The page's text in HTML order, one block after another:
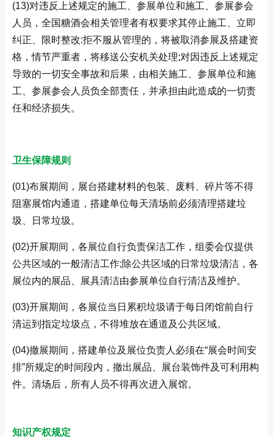
(13)对违反上述规定的施工、参展单位和施工、参展参会
人员，全国糖酒会相关管理者有权要求其停止施工、立即
纠正、限时整改:拒不服从管理的，将被取消参展及搭建资
格，情节严重者，将移送公安机关处理;对因违反上述规定
导致的一切安全事故和后果，由相关施工、参展单位和施
工、参展参会人员负全部责任，并承担由此造成的一切责
任和经济损失。
卫生保障规则
(01)布展期间，展台搭建材料的包装、废料、碎片等不得
阻塞展馆内通道，搭建单位每天清场前必须清理搭建垃
圾、日常垃圾。
(02)开展期间，各展位自行负责保洁工作，组委会仅提供
公共区域的一般清洁工作;除公共区域的日常垃圾清洁，各
展位内的展品、展具清洁由参展单位自行清洁及维护。
(03)开展期间，各展位当日累积垃圾请于每日闭馆前自行
清运到指定垃圾点，不得堆放在通道及公共区域。
(04)撤展期间，搭建单位及展位负责人必须在“展会时间安
排”所规定的时间段内，撤出展品、展台装饰件及可利用构
件。清场后，所有人员不得再次进入展馆。
知识产权规定